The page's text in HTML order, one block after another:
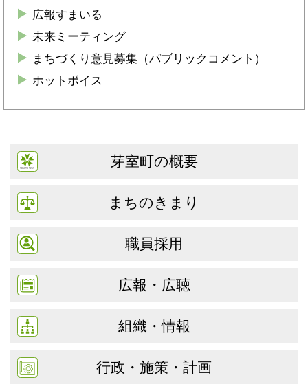
広報すまいる
未来ミーティング
まちづくり意見募集（パブリックコメント）
ホットボイス
芽室町の概要
まちのきまり
職員採用
広報・広聴
組織・情報
行政・施策・計画